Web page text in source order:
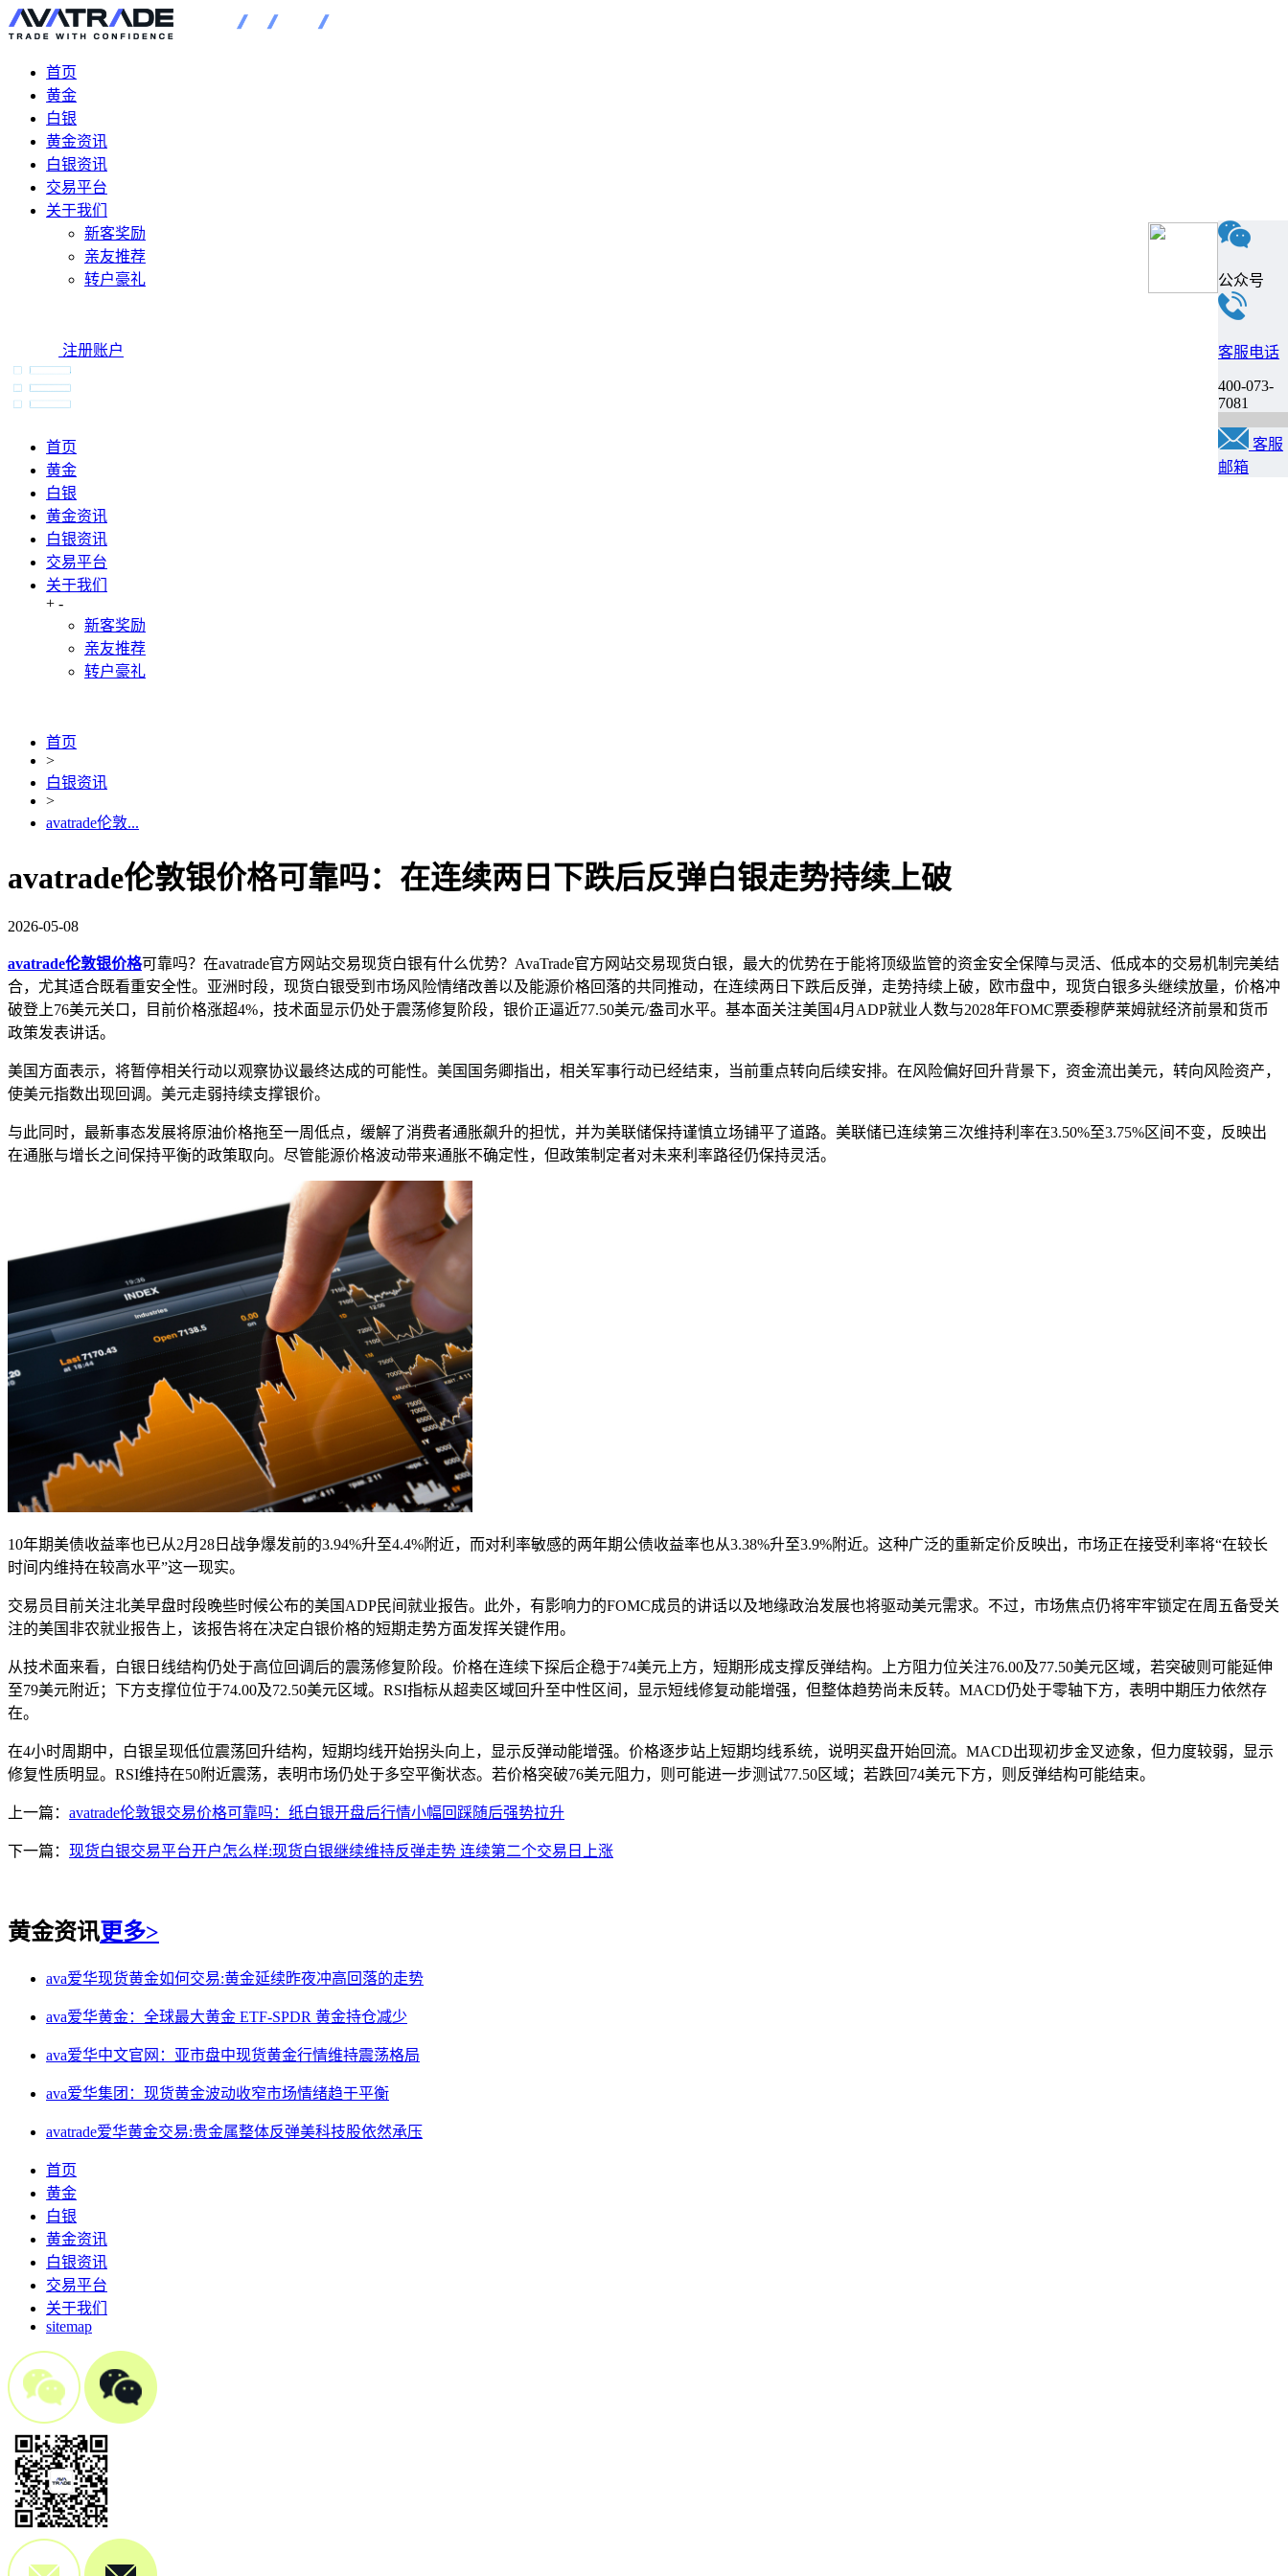
首页
黄金
白银
黄金资讯
白银资讯
交易平台
关于我们
新客奖励
亲友推荐
转户豪礼
注册账户
首页
黄金
白银
黄金资讯
白银资讯
交易平台
关于我们
+ -
新客奖励
亲友推荐
转户豪礼
首页
>
白银资讯
>
avatrade伦敦...
avatrade伦敦银价格可靠吗：在连续两日下跌后反弹白银走势持续上破
2026-05-08
avatrade伦敦银价格可靠吗？在avatrade官方网站交易现货白银有什么优势？‌‌‌AvaTrade官方网站交易现货白银，最大的优势在于能将顶级监管的资金安全保障与灵活、低成本的交易机制完美结
合，尤其适合既看重安全性。 亚洲时段，现货白银受到市场风险情绪改善以及能源价格回落的共同推动，在连续两日下跌后反弹，走势持续上破，欧市盘中，现货白银多头继续放量，价格冲
破登上76美元关口，目前价格涨超4%，技术面显示仍处于震荡修复阶段，银价正逼近77.50美元/盎司水平。基本面关注美国4月ADP就业人数与2028年FOMC票委穆萨莱姆就经济前景和货币
政策发表讲话。
美国方面表示，将暂停相关行动以观察协议最终达成的可能性。美国国务卿指出，相关军事行动已经结束，当前重点转向后续安排。在风险偏好回升背景下，资金流出美元，转向风险资产，
使美元指数出现回调。美元走弱持续支撑银价。
与此同时，最新事态发展将原油价格拖至一周低点，缓解了消费者通胀飙升的担忧，并为美联储保持谨慎立场铺平了道路。美联储已连续第三次维持利率在3.50%至3.75%区间不变，反映出
在通胀与增长之间保持平衡的政策取向。尽管能源价格波动带来通胀不确定性，但政策制定者对未来利率路径仍保持灵活。
10年期美债收益率也已从2月28日战争爆发前的3.94%升至4.4%附近，而对利率敏感的两年期公债收益率也从3.38%升至3.9%附近。这种广泛的重新定价反映出，市场正在接受利率将“在较长
时间内维持在较高水平”这一现实。
交易员目前关注北美早盘时段晚些时候公布的美国ADP民间就业报告。此外，有影响力的FOMC成员的讲话以及地缘政治发展也将驱动美元需求。不过，市场焦点仍将牢牢锁定在周五备受关
注的美国非农就业报告上，该报告将在决定白银价格的短期走势方面发挥关键作用。
从技术面来看，白银日线结构仍处于高位回调后的震荡修复阶段。价格在连续下探后企稳于74美元上方，短期形成支撑反弹结构。上方阻力位关注76.00及77.50美元区域，若突破则可能延伸
至79美元附近；下方支撑位位于74.00及72.50美元区域。RSI指标从超卖区域回升至中性区间，显示短线修复动能增强，但整体趋势尚未反转。MACD仍处于零轴下方，表明中期压力依然存
在。
在4小时周期中，白银呈现低位震荡回升结构，短期均线开始拐头向上，显示反弹动能增强。价格逐步站上短期均线系统，说明买盘开始回流。MACD出现初步金叉迹象，但力度较弱，显示
修复性质明显。RSI维持在50附近震荡，表明市场仍处于多空平衡状态。若价格突破76美元阻力，则可能进一步测试77.50区域；若跌回74美元下方，则反弹结构可能结束。
上一篇： avatrade伦敦银交易价格可靠吗：纸白银开盘后行情小幅回踩随后强势拉升
下一篇： 现货白银交易平台开户怎么样:现货白银继续维持反弹走势 连续第二个交易日上涨
黄金资讯更多>
ava爱华现货黄金如何交易:黄金延续昨夜冲高回落的走势
ava爱华黄金：全球最大黄金 ETF-SPDR 黄金持仓减少
ava爱华中文官网：亚市盘中现货黄金行情维持震荡格局
ava爱华集团：现货黄金波动收窄市场情绪趋于平衡
avatrade爱华黄金交易:贵金属整体反弹美科技股依然承压
首页
黄金
白银
黄金资讯
白银资讯
交易平台
关于我们
sitemap
公众号
客服电话
400-073-
7081
客服
邮箱